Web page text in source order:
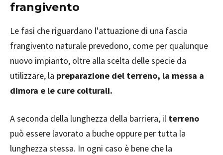
frangivento
Le fasi che riguardano l'attuazione di una fascia
frangivento naturale prevedono, come per qualunque
nuovo impianto, oltre alla scelta delle specie da
utilizzare, la preparazione del terreno, la messa a
dimora e le cure colturali.
A seconda della lunghezza della barriera, il terreno
può essere lavorato a buche oppure per tutta la
lunghezza stessa. In ogni caso è bene che la